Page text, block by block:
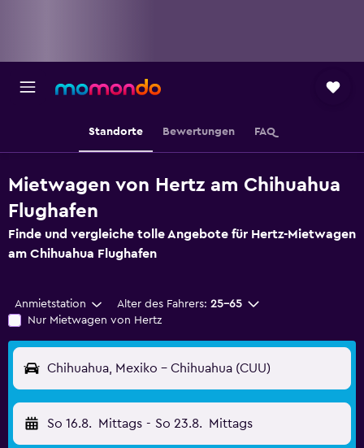
Standorte Bewertungen FAQ
Mietwagen von Hertz am Chihuahua
Flughafen
Finde und vergleiche tolle Angebote für Hertz-Mietwagen
am Chihuahua Flughafen
Anmietstation Alter des Fahrers: 25-65
Nur Mietwagen von Hertz
Chihuahua, Mexiko - Chihuahua (CUU)
So 16.8. Mittags - So 23.8. Mittags